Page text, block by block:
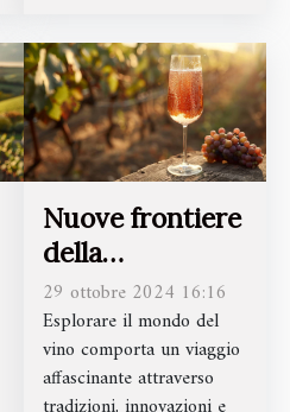
Nuove frontiere
della
vinificazione a
bassa
gradazione
alcolica
29 ottobre 2024 16:16
Esplorare il mondo del
vino comporta un viaggio
affascinante attraverso